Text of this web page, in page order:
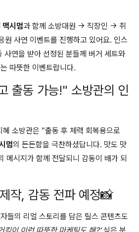
맥시멈과 함께 소방대원 → 직장인 → 취
사연 이벤트를 진행하고 있어요. 인스
사연을 받아 선정된 분들께 버거 세트와
따뜻한 이벤트랍니다.
출동 가능!" 소방관의 인
소방관은 “출동 후 체력 회복용으로
멈의 든든함을 극찬하셨답니다. 맛도 맛
메시지가 함께 전달되니 감동이 배가 되
작, 감동 전파 예정📸
들의 리얼 스토리를 담은 릴스 콘텐츠도